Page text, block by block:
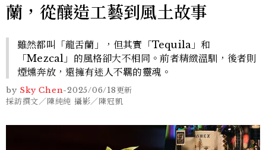
蘭，從釀造工藝到風土故事
雖然都叫「龍舌蘭」，但其實「Tequila」和
「Mezcal」的風格卻大不相同。前者精緻溫馴，後者則
煙燻奔放，還擁有迷人不羈的靈魂。
by Sky Chen-2025/06/18更新
採訪撰文／陳純純 攝影／陳冠凱